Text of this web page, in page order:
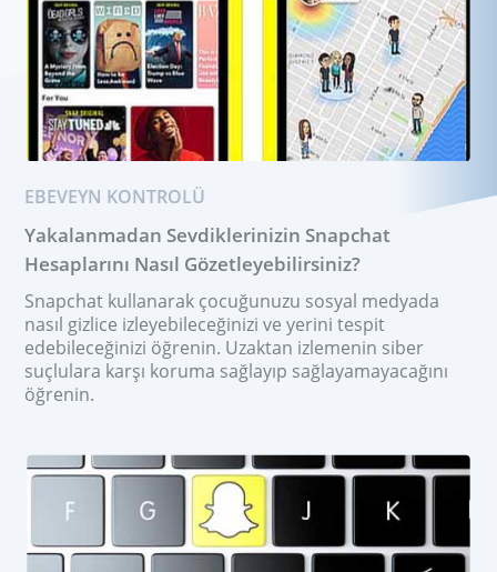
EBEVEYN KONTROLÜ
Yakalanmadan Sevdiklerinizin Snapchat
Hesaplarını Nasıl Gözetleyebilirsiniz?
Snapchat kullanarak çocuğunuzu sosyal medyada
nasıl gizlice izleyebileceğinizi ve yerini tespit
edebileceğinizi öğrenin. Uzaktan izlemenin siber
suçlulara karşı koruma sağlayıp sağlayamayacağını
öğrenin.